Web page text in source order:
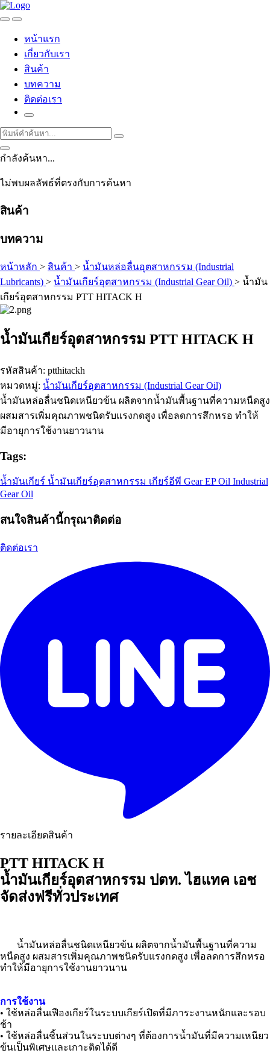
หน้าแรก
เกี่ยวกับเรา
สินค้า
บทความ
ติดต่อเรา
กำลังค้นหา...
ไม่พบผลลัพธ์ที่ตรงกับการค้นหา
สินค้า
บทความ
หน้าหลัก > สินค้า > น้ำมันหล่อลื่นอุตสาหกรรม (Industrial
Lubricants) > น้ำมันเกียร์อุตสาหกรรม (Industrial Gear Oil) > น้ำมัน
เกียร์อุตสาหกรรม PTT HITACK H
น้ำมันเกียร์อุตสาหกรรม PTT HITACK H
รหัสสินค้า: ptthitackh
หมวดหมู่: น้ำมันเกียร์อุตสาหกรรม (Industrial Gear Oil)
น้ำมันหล่อลื่นชนิดเหนียวข้น ผลิตจากน้ำมันพื้นฐานที่ความหนืดสูง
ผสมสารเพิ่มคุณภาพชนิดรับแรงกดสูง เพื่อลดการสึกหรอ ทำให้
มีอายุการใช้งานยาวนาน
Tags:
น้ำมันเกียร์ น้ำมันเกียร์อุตสาหกรรม เกียร์อีพี Gear EP Oil Industrial
Gear Oil
สนใจสินค้านี้กรุณาติดต่อ
ติดต่อเรา
รายละเอียดสินค้า
PTT HITACK H
น้ำมันเกียร์อุตสาหกรรม ปตท. ไฮแทค เอช
จัดส่งฟรีทั่วประเทศ
น้ำมันหล่อลื่นชนิดเหนียวข้น ผลิตจากน้ำมันพื้นฐานที่ความ
หนืดสูง ผสมสารเพิ่มคุณภาพชนิดรับแรงกดสูง เพื่อลดการสึกหรอ
ทำให้มีอายุการใช้งานยาวนาน
การใช้งาน
• ใช้หล่อลื่นเฟืองเกียร์ในระบบเกียร์เปิดที่มีภาระงานหนักและรอบ
ช้า
• ใช้หล่อลื่นชิ้นส่วนในระบบต่างๆ ที่ต้องการน้ำมันที่มีความเหนียว
ข้นเป็นพิเศษและเกาะติดได้ดี